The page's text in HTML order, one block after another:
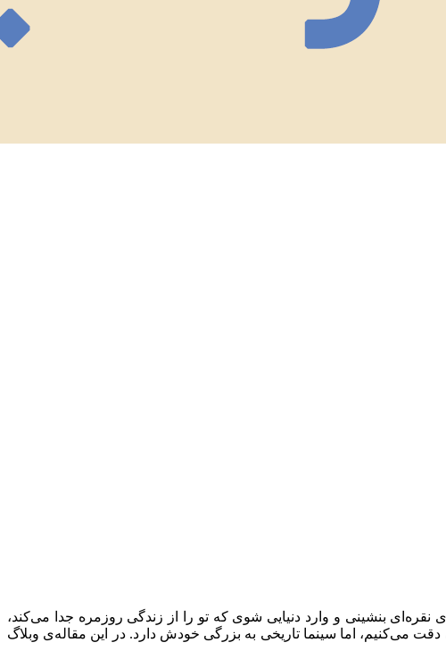
بنشینی و وارد دنیایی شوی که تو را از زندگی روزمره جدا می‌کند،
می‌کنیم، اما سینما تاریخی به بزرگی خودش دارد. در این مقاله‌ی وبلاگ